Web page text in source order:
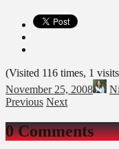
(Visited 116 times, 1
November 25, 2008
Previous Next
0 Comments